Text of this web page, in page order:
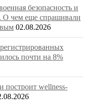
безопасность и
О чем еще спрашивали
02.08.2026
почти на 8%
построит wellness-